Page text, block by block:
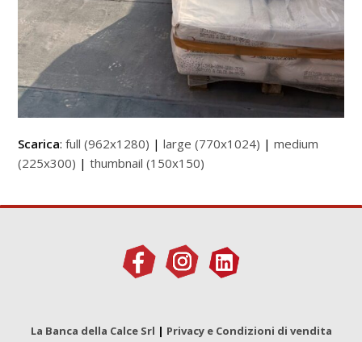
Scarica:full (962x1280) |large (770x1024) |medium
(225x300) |thumbnail (150x150)
La Banca della Calce Srl | Privacy e Condizioni di vendita